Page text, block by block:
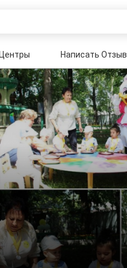
Написать Отзыв